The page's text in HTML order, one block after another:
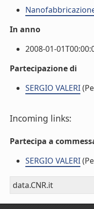
In anno
2008-01-
Partecipazione di
SERGIO VALERI
Incoming links:
Partecipa a
SERGIO VALERI
data.CNR.it